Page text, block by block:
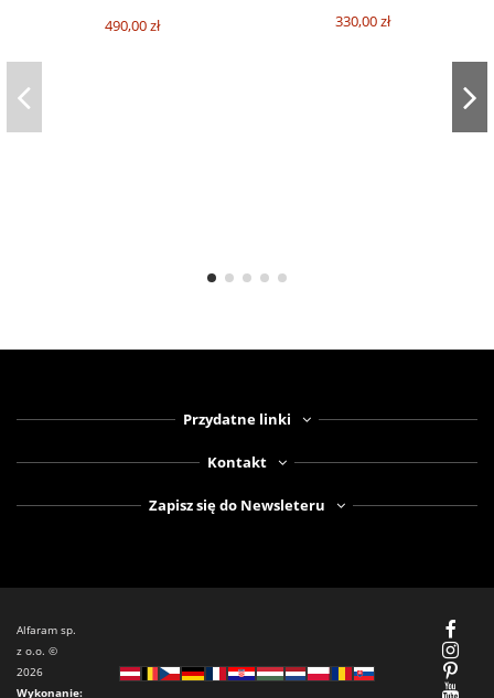
490,00 zł
330,00 zł
Przydatne linki
Kontakt
Zapisz się do Newsleteru
Alfaram sp.
z o.o. ©
2026
Wykonanie: